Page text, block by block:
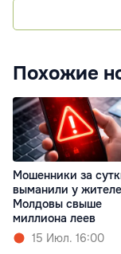
Похожие
Мошенники за
выманили у
Молдовы свыше
миллиона леев
15 Июл. 16:00